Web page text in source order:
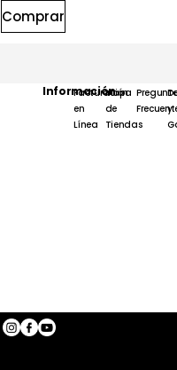
Comprar
Información
Facturación
en
Línea
Mapa
de
Tiendas
y